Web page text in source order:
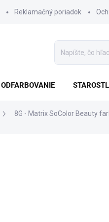
Reklamačný poriadok
ODFARBOVANIE
8G - Matrix SoColor Beauty